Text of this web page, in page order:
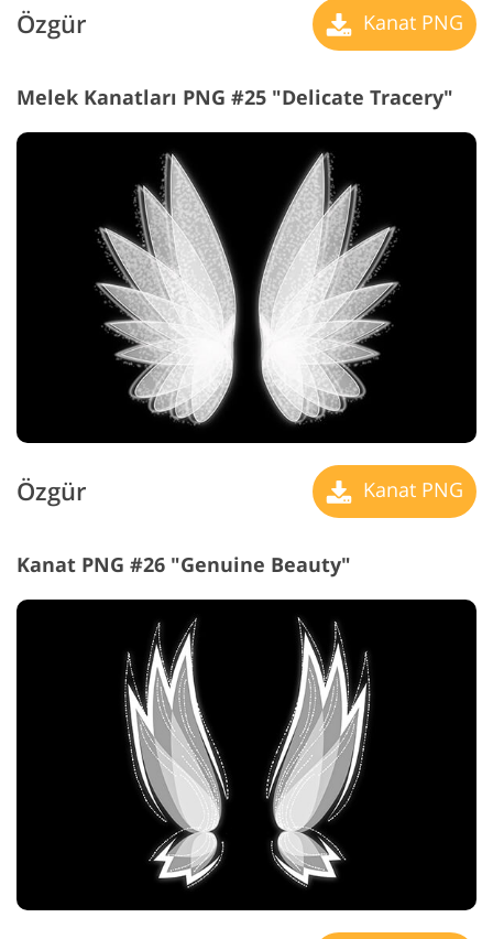
Özgür Kanat PNG
Melek Kanatları PNG #25 "Delicate Tracery"
Özgür Kanat PNG
Kanat PNG #26 "Genuine Beauty"